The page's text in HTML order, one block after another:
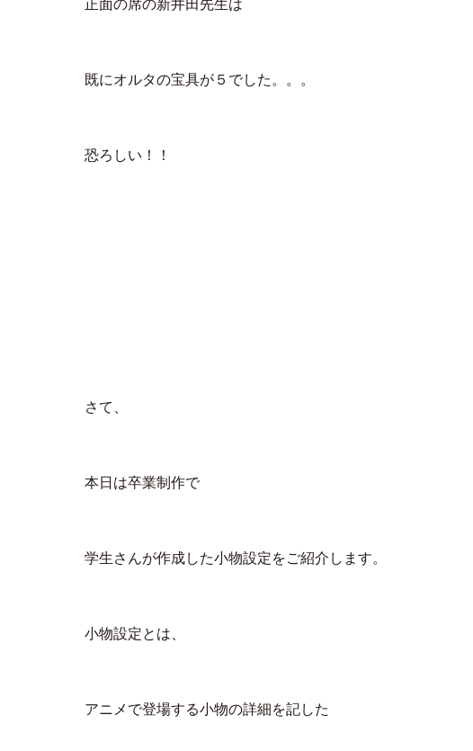
正面の席の新井田先生は
既にオルタの宝具が５でした。。。
恐ろしい！！
さて、
本日は卒業制作で
学生さんが作成した小物設定をご紹介します。
小物設定とは、
アニメで登場する小物の詳細を記した